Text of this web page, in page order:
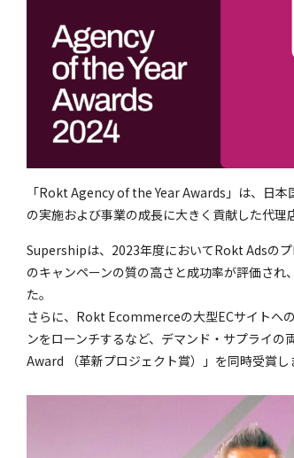
「Rokt Agency of the Year Awards」は、日
の実施および事業の成長に大きく貢献した代理
Supershipは、2023年度においてRokt Adsの
のキャンペーンの質の高さと成功率が評価さ
た。
さらに、Rokt Ecommerceの大型ECサイトへ
ンをローンチするなど、デマンド・サプライ
Award （革新プロジェクト賞）」を同時受賞し